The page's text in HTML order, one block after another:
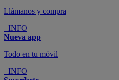
Llámanos y compra
+INFO
Nueva app
Todo en tu móvil
+INFO